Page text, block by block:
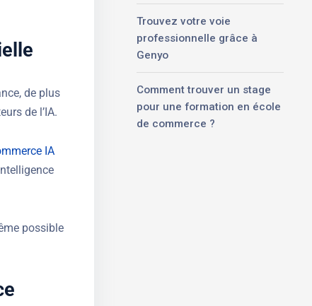
de plus
de l’IA.
IA
possible
Trouvez votre voie
professionnelle grâce à
Genyo
Comment trouver un stage
pour une formation en école
de commerce ?